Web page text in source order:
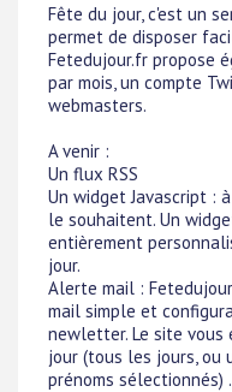
Fête du jour, c'est un
permet de disposer
Fetedujour.fr propose
par mois, un compte
webmasters.
A venir :
Un flux RSS
Un widget Javascript :
le souhaitent. Un
entièrement
jour.
Alerte mail :
mail simple et
newletter. Le site vous
jour (tous les jours, ou
prénoms sélectionnés) .